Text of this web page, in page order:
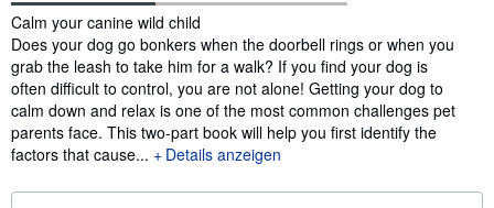
Inhaltsangabe
Calm your canine wild child
Does your dog go bonkers when the doorbell rings or when you
grab the leash to take him for a walk? If you find your dog is
often difficult to control, you are not alone! Getting your dog to
calm down and relax is one of the most common challenges pet
parents face. This two-part book will help you first identify the
factors that cause...
Details anzeigen